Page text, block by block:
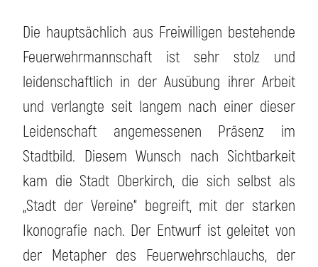
Die hauptsächlich aus Freiwilligen bestehende
Feuerwehrmannschaft ist sehr stolz und
leidenschaftlich in der Ausübung ihrer Arbeit
und verlangte seit langem nach einer dieser
Leidenschaft angemessenen Präsenz im
Stadtbild. Diesem Wunsch nach Sichtbarkeit
kam die Stadt Oberkirch, die sich selbst als
„Stadt der Vereine“ begreift, mit der starken
Ikonografie nach. Der Entwurf ist geleitet von
der Metapher des Feuerwehrschlauchs, der